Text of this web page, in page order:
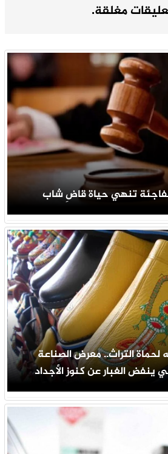
مغلقة.
تنهي حياة قاضِ شاب
لحماة التراث.. معرض الصناعة
ينفض الغبار عن كنوز الأجداد